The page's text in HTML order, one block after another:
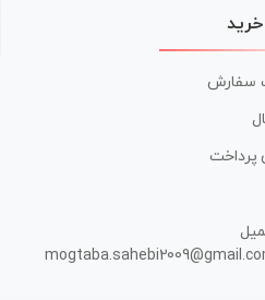
خرید
سفارش
پرداخت